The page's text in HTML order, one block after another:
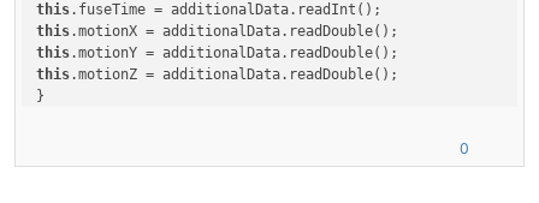
this
this
this
this.motionZ = additionalData.readDouble();
}
0